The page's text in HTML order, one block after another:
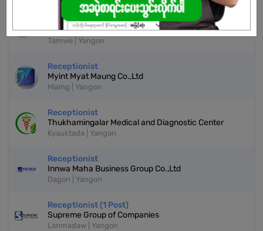
Jr. Telephone Operator
ArYu International Healthcare Co.,Ltd
Tamwe | Yangon
Receptionist
Myint Myat Maung Co.,Ltd
Hlaing | Yangon
Receptionist
Thukhamingalar Medical and Diagnostic Center
Kyauktada | Yangon
Receptionist
Innwa Maha Business Group Co.,Ltd
Dagon | Yangon
Receptionist (1 Post)
Supreme Group of Companies
Lanmadaw | Yangon